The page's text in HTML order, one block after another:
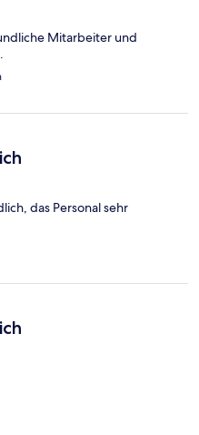
Mitarbeiter und
das Personal sehr